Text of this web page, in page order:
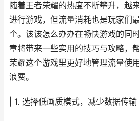
随着王者荣耀的热度不断攀升，越
进行游戏，但流量消耗也是玩家们
个。该该怎么办办在畅快游戏的同
章将带来一些实用的技巧与攻略，
荣耀这个游戏里更好地管理流量使
浪费。
| 1. 选择低画质模式，减少数据传输